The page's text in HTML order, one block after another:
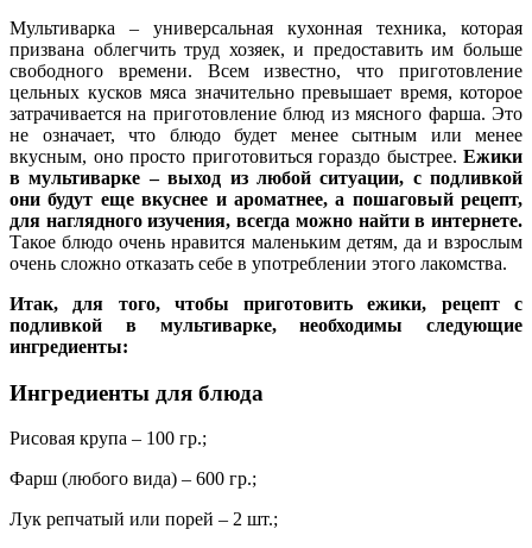
Мультиварка – универсальная кухонная техника, которая
призвана облегчить труд хозяек, и предоставить им больше
свободного времени. Всем известно, что приготовление
цельных кусков мяса значительно превышает время, которое
затрачивается на приготовление блюд из мясного фарша. Это
не означает, что блюдо будет менее сытным или менее
вкусным, оно просто приготовиться гораздо быстрее. Ежики
в мультиварке – выход из любой ситуации, с подливкой
они будут еще вкуснее и ароматнее, а пошаговый рецепт,
для наглядного изучения, всегда можно найти в интернете.
Такое блюдо очень нравится маленьким детям, да и взрослым
очень сложно отказать себе в употреблении этого лакомства.
Итак, для того, чтобы приготовить ежики, рецепт с
подливкой в мультиварке, необходимы следующие
ингредиенты:
Ингредиенты для блюда
Рисовая крупа – 100 гр.;
Фарш (любого вида) – 600 гр.;
Лук репчатый или порей – 2 шт.;